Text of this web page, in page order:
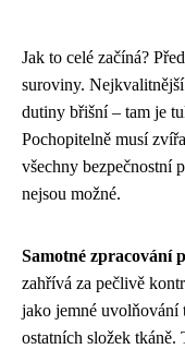
Jak to celé začíná?
suroviny.
dutiny břišní – tam je
Pochopitelně musí
všechny bezpečnostní
nejsou možné.
Samotné zpracování
zahřívá za pečlivě
jako jemné uvolňování
ostatních složek tkáně.